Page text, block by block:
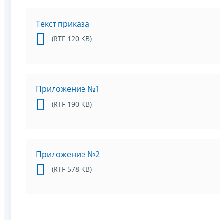
Текст приказа
(RTF 120 KB)
Приложение №1
(RTF 190 KB)
Приложение №2
(RTF 578 KB)